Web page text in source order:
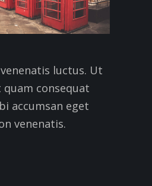
luctus. Ut
consequat
accumsan eget
venenatis.